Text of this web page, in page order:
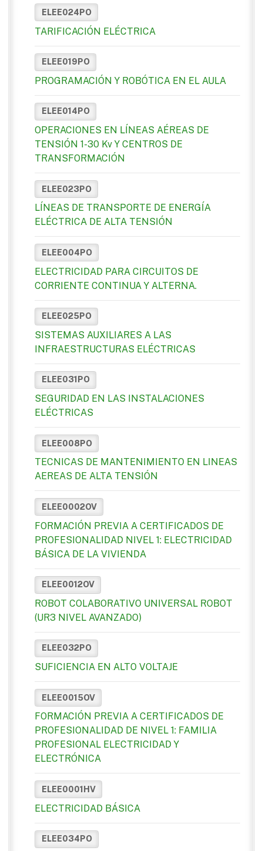
ELEE024PO
TARIFICACIÓN ELÉCTRICA
ELEE019PO
PROGRAMACIÓN Y ROBÓTICA EN EL AULA
ELEE014PO
OPERACIONES EN LÍNEAS AÉREAS DE
TENSIÓN 1-30 Kv Y CENTROS DE
TRANSFORMACIÓN
ELEE023PO
LÍNEAS DE TRANSPORTE DE ENERGÍA
ELÉCTRICA DE ALTA TENSIÓN
ELEE004PO
ELECTRICIDAD PARA CIRCUITOS DE
CORRIENTE CONTINUA Y ALTERNA.
ELEE025PO
SISTEMAS AUXILIARES A LAS
INFRAESTRUCTURAS ELÉCTRICAS
ELEE031PO
SEGURIDAD EN LAS INSTALACIONES
ELÉCTRICAS
ELEE008PO
TECNICAS DE MANTENIMIENTO EN LINEAS
AEREAS DE ALTA TENSIÓN
ELEE0002OV
FORMACIÓN PREVIA A CERTIFICADOS DE
PROFESIONALIDAD NIVEL 1: ELECTRICIDAD
BÁSICA DE LA VIVIENDA
ELEE0012OV
ROBOT COLABORATIVO UNIVERSAL ROBOT
(UR3 NIVEL AVANZADO)
ELEE032PO
SUFICIENCIA EN ALTO VOLTAJE
ELEE0015OV
FORMACIÓN PREVIA A CERTIFICADOS DE
PROFESIONALIDAD DE NIVEL 1: FAMILIA
PROFESIONAL ELECTRICIDAD Y
ELECTRÓNICA
ELEE0001HV
ELECTRICIDAD BÁSICA
ELEE034PO